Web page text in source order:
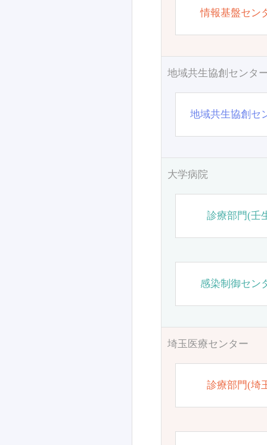
情報基盤セン
地域共生協創センタ
地域共生協創セ
大学病院
診療部門(壬
感染制御セン
埼玉医療センター
診療部門(埼